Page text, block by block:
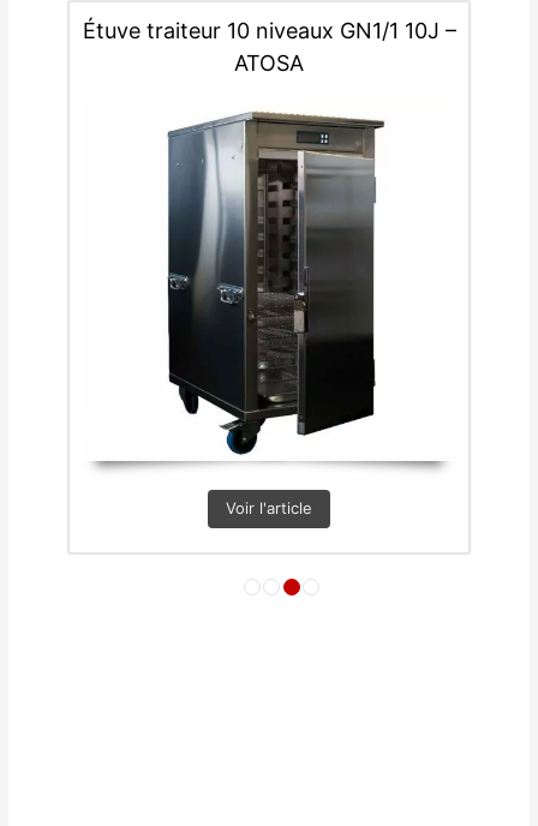
Étuve traiteur 10 niveaux GN1/1 10J –
ATOSA
Voir l'article